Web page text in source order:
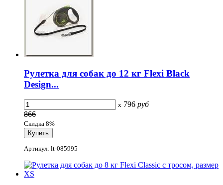
Рулетка для собак до 12 кг Flexi Black
Design...
x 796 руб
866
Скидка 8%
Артикул: lt-085995